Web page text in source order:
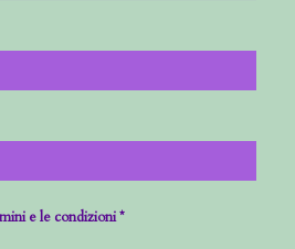
e le condizioni *